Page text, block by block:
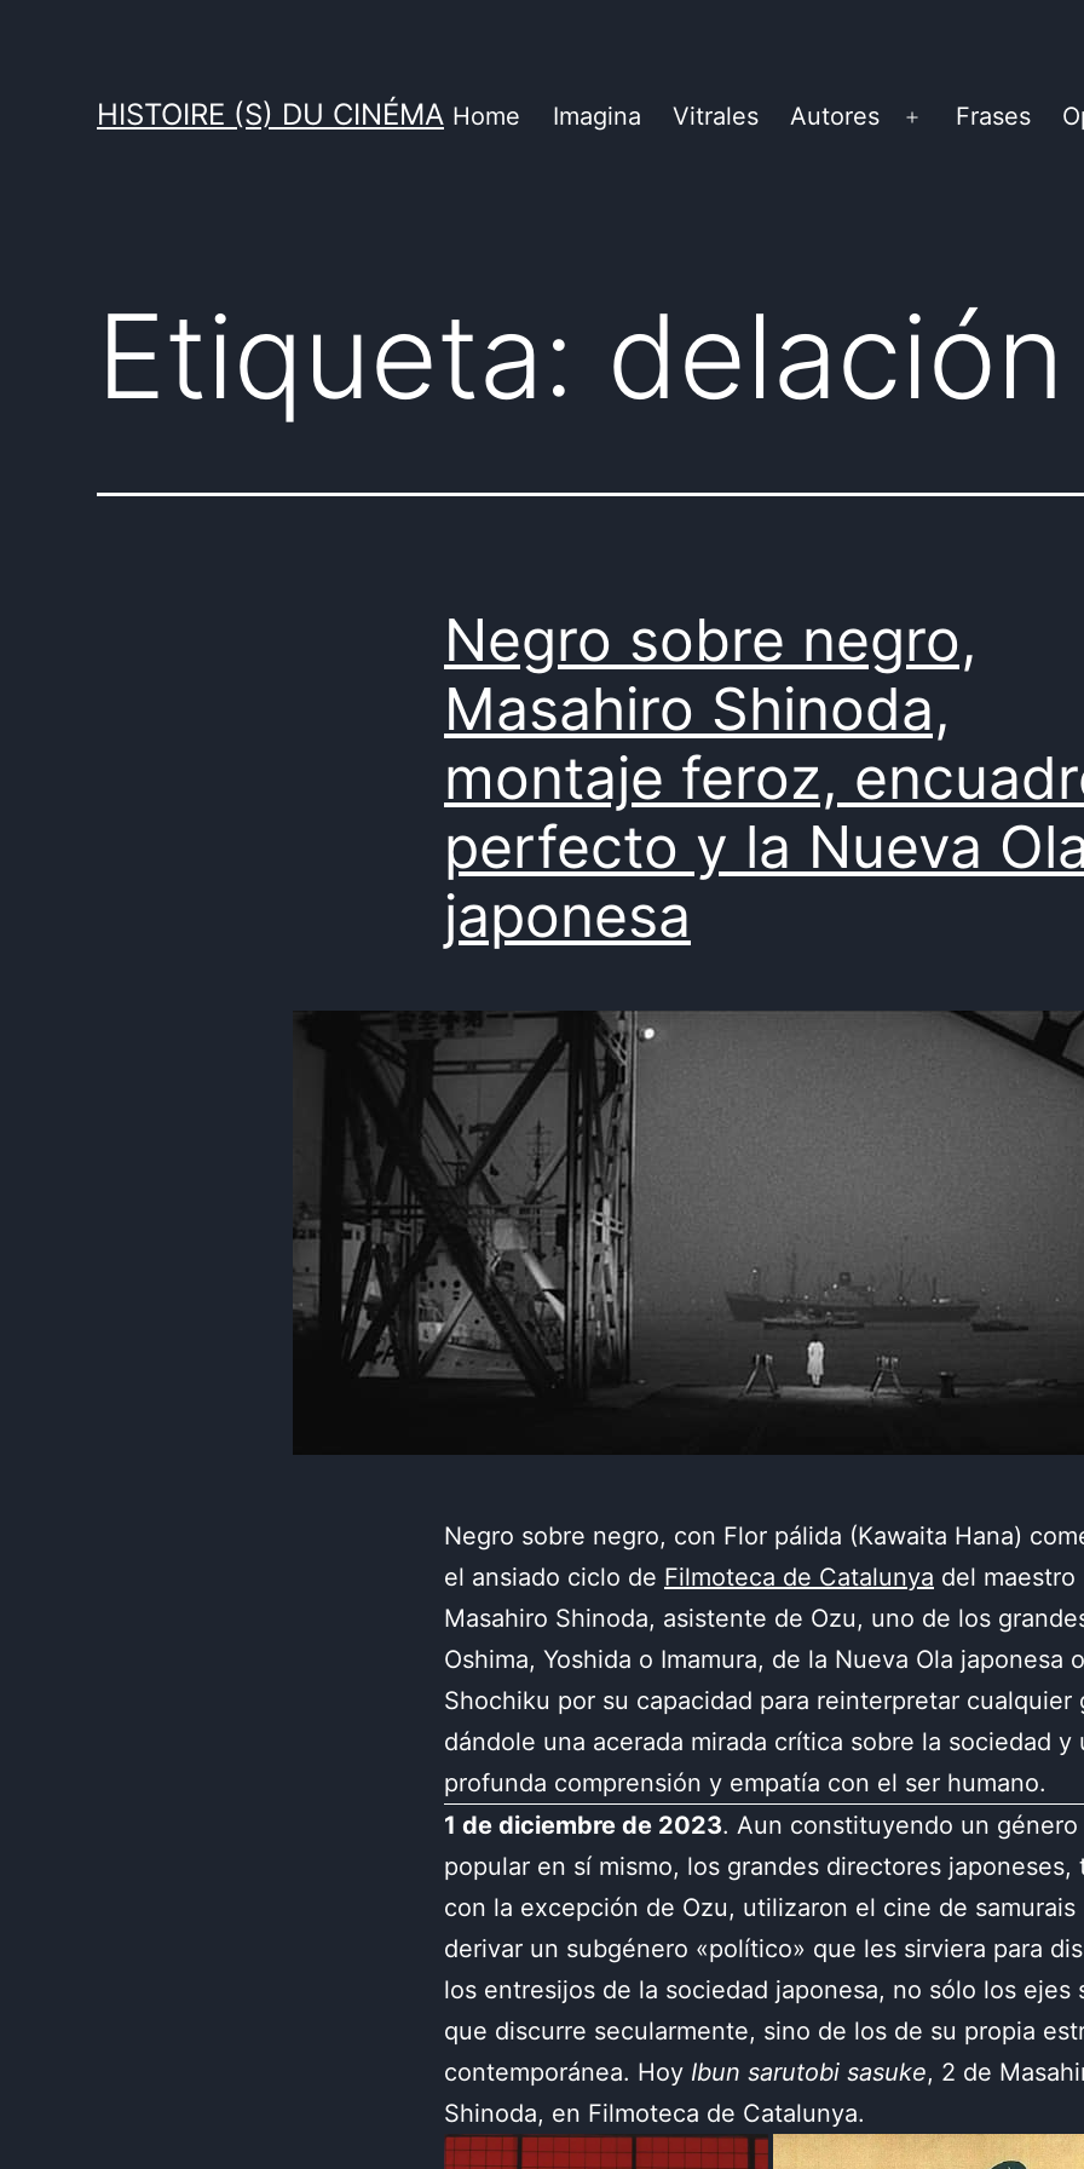
contenidoHISTOIRE (S) DU CINÉMA Home Imagina Vitrales Autores
Abrir
Frases
Etiqueta: delación
Negro sobre negro,
Masahiro Shinoda,
montaje feroz,
perfecto y la Nueva
japonesa
Negro sobre negro, con Flor pálida (Kawaita Hana)
el ansiado ciclo de Filmoteca de Catalunya del maestro
Masahiro Shinoda, asistente de Ozu, uno de los
Oshima, Yoshida o Imamura, de la Nueva Ola japonesa
Shochiku por su capacidad para reinterpretar cualquier
dándole una acerada mirada crítica sobre la sociedad y
profunda comprensión y empatía con el ser humano.
1 de diciembre de 2023. Aun constituyendo un
popular en sí mismo, los grandes directores japoneses,
con la excepción de Ozu, utilizaron el cine de samurais
derivar un subgénero «político» que les sirviera para
los entresijos de la sociedad japonesa, no sólo los ejes
que discurre secularmente, sino de los de su propia
contemporánea. Hoy Ibun sarutobi sasuke, 2 de
Shinoda, en Filmoteca de Catalunya.